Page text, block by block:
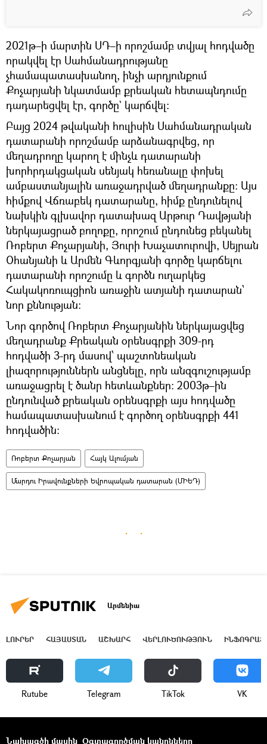
2021թ–ի մարտին ՍԴ–ի որոշմամբ տվյալ հոդվածը
որակվել էր Սահմանադրությանը
չհամապատասխանող, ինչի արդյունքում
Քոչարյանի նկատմամբ քրեական հետապնդումը
դադարեցվել էր, գործը` կարճվել։
Բայց 2024 թվականի հուլիսին Սահմանադրական
դատարանի որոշմամբ արձանագրվեց, որ
մեղադրողը կարող է մինչև դատարանի
խորհրդակցական սենյակ հեռանալը փոխել
ամբաստանյալին առաջադրված մեղադրանքը։ Այս
հիմքով Վճռաբեկ դատարանը, հիմք ընդունելով
նախկին գլխավոր դատախազ Արթուր Դավթյանի
ներկայացրած բողոքը, որոշում ընդունեց բեկանել
Ռոբերտ Քոչարյանի, Յուրի Խաչատուրովի, Սեյրան
Օհանյանի և Արմեն Գևորգյանի գործը կարճելու
դատարանի որոշումը և գործն ուղարկեց
Հակակոռուպցիոն առաջին ատյանի դատարան՝
նոր քննության։
Նոր գործով Ռոբերտ Քոչարյանին ներկայացվեց
մեղադրանք Քրեական օրենսգրքի 309-րդ
հոդվածի 3-րդ մասով՝ պաշտոնեական
լիազորություններն անցնելը, որն անզգուշությամբ
առաջացրել է ծանր հետևանքներ։ 2003թ–ին
ընդունված քրեական օրենսգրքի այս հոդվածը
համապատասխանում է գործող օրենսգրքի 441
հոդվածին։
Ռոբերտ Քոչարյան Հայկ Ալումյան
Մարդու Իրավունքների Եվրոպական դատարան (ՄԻԵԴ)
Արմենիա
ԼՈՒՐԵՐ ՀԱՅԱՍՏԱՆ ԱՇԽԱՐՀ ՎԵՐԼՈՒԾՈՒԹՅՈՒՆ
Rutube Telegram ТikТоk VK
Նախագծի մասին Օգտագործման կանոնները